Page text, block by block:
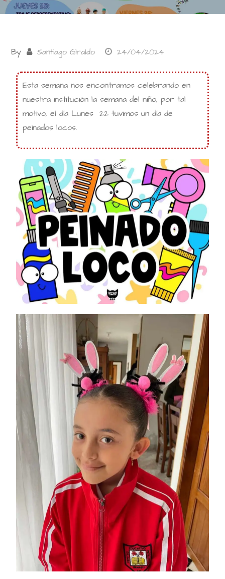
By Santiago Giraldo 24/04/2024
Esta semana nos encontramos celebrando en
nuestra institución la semana del niño, por tal
motivo, el día Lunes 22 tuvimos un día de
peinados locos.